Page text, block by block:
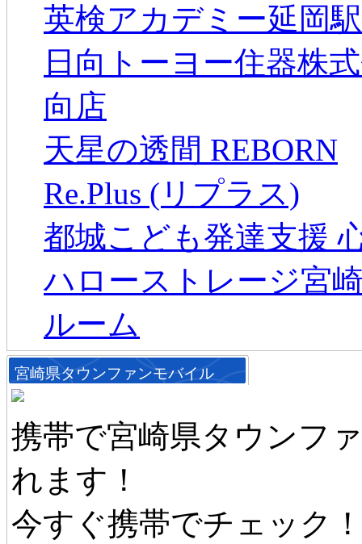
英検アカデミー延岡
日向トーヨー住器株
向店
天星の透間 REBORN
Re.Plus (リプラス)
都城こども発達支援
ハローストレージ宮
ルーム
宮崎県タウンファンモバイル
携帯で宮崎県タウンフ
れます！
今すぐ携帯でチェック